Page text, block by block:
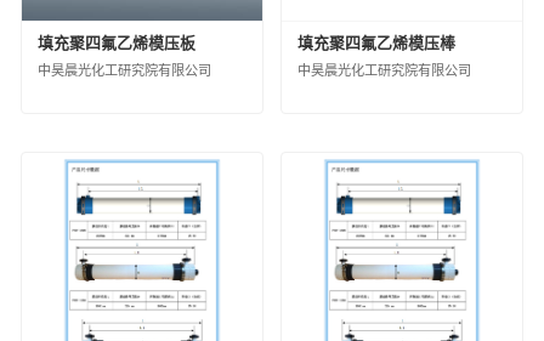
德州实华泰安分公司
昊华宇航化工有限责任公司
黑龙江昊华化工有限公司
中国蓝星哈尔滨石化有限公司
海洋化工研究院有限公司
西南化工研究设计院有限公司
锦西化工研究院有限公司
中国化工集团曙光橡胶工业研究设计院有限
公司
填充聚四氟乙烯模压板
中昊晨光化工研究院有限公司
填充聚四氟乙烯模压棒
中昊晨光化工研究院有限公司